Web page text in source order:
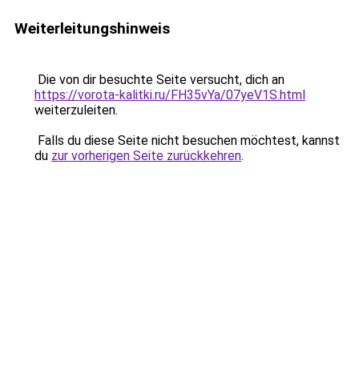
Weiterleitungshinweis
Die von dir besuchte Seite versucht, dich an
https://vorota-kalitki.ru/FH35vYa/07yeV1S.html
weiterzuleiten.
Falls du diese Seite nicht besuchen möchtest, kannst
du zur vorherigen Seite zurückkehren.